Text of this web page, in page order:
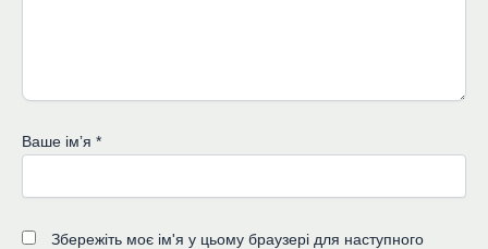
Ваше імʼя *
Збережіть моє ім'я у цьому браузері для наступного